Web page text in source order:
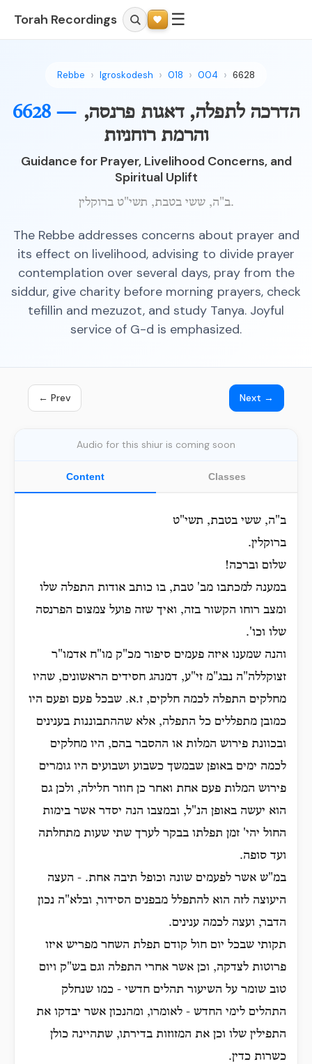
Torah Recordings ☰
Rebbe Igroskodesh 018 004 6628
6628 — הדרכה לתפלה, דאגות פרנסה,
והרמת רוחניות
Guidance for Prayer, Livelihood Concerns, and
Spiritual Uplift
ב"ה, ששי בטבת, תשי"ט ברוקלין.
The Rebbe addresses concerns about prayer and
its effect on livelihood, advising to divide prayer
contemplation over several days, pray from the
siddur, give charity before morning prayers, check
tefillin and mezuzot, and study Tanya. Joyful
service of G-d is emphasized.
← Prev Next →
Audio for this shiur is coming soon
Content Classes
ב"ה, ששי בטבת, תשי"ט
ברוקלין.
שלום וברכה!
במענה למכתבו מב' טבת, בו כותב אודות התפלה שלו
ומצב רוחו הקשור בזה, ואיך שזה פועל צמצום הפרנסה
שלו וכו'.
והנה שמענו איזה פעמים סיפור מכ"ק מו"ח אדמו"ר
זצוקללה"ה נבג"מ זי"ע, דמנהג חסידים הראשונים, שהיו
מחלקים התפלה לכמה חלקים, ז.א. שבכל פעם ופעם היו
כמובן מתפללים כל התפלה, אלא שההתבוננות בענינים
ובכוונת פירוש המלות או ההסבר בהם, היו מחלקים
לכמה ימים באופן שבמשך כשבוע ושבועים היו גומרים
פירוש המלות פעם אחת ואחר כן חוזר חלילה, ולכן גם
הוא יעשה באופן הנ"ל, ובמצבו הנה יסדר אשר בימות
החול יהי' זמן תפלתו בבקר לערך שתי שעות מתחלתה
ועד סופה.
במ"ש אשר לפעמים שונה וכופל תיבה אחת. - העצה
היעוצה לזה הוא להתפלל מבפנים הסידור, ובלא"ה נכון
הדבר, ועצה לכמה ענינים.
תקותי שבכל יום חול קודם תפלת השחר מפריש איזו
פרוטות לצדקה, וכן אשר אחרי התפלה וגם בש"ק ויום
טוב שומר על השיעור תהלים חדשי - כמו שנחלק
התהלים לימי החדש - לאומרו, ומהנכון אשר יבדקו את
התפילין שלו וכן את המזוזות בדירתו, שתהיינה כולן
כשרות כדין.